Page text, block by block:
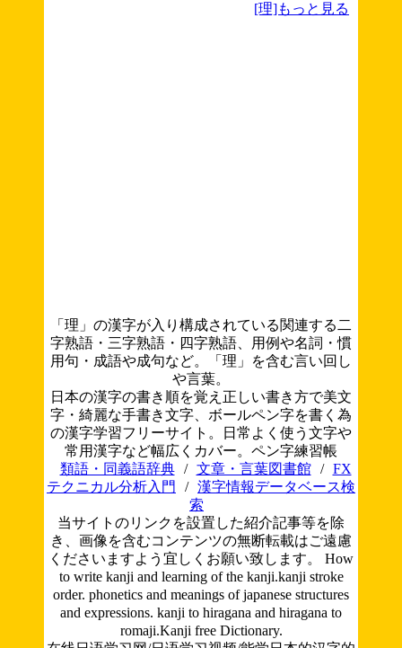
[理]もっと見る
「理」の漢字が入り構成されている関連する二
字熟語・三字熟語・四字熟語、用例や名詞・慣
用句・成語や成句など。「理」を含む言い回し
や言葉。
日本の漢字の書き順を覚え正しい書き方で美文
字・綺麗な手書き文字、ボールペン字を書く為
の漢字学習フリーサイト。日常よく使う文字や
常用漢字など幅広くカバー。ペン字練習帳
類語・同義語辞典
/ 文章・言葉図書館 /
FX
テクニカル分析入門
/ 漢字情報データベース検
索
当サイトのリンクを設置した紹介記事等を除
き、画像を含むコンテンツの無断転載はご遠慮
くださいますよう宜しくお願い致します。 How
to write kanji and learning of the kanji.kanji stroke
order. phonetics and meanings of japanese structures
and expressions. kanji to hiragana and hiragana to
romaji.Kanji free Dictionary.